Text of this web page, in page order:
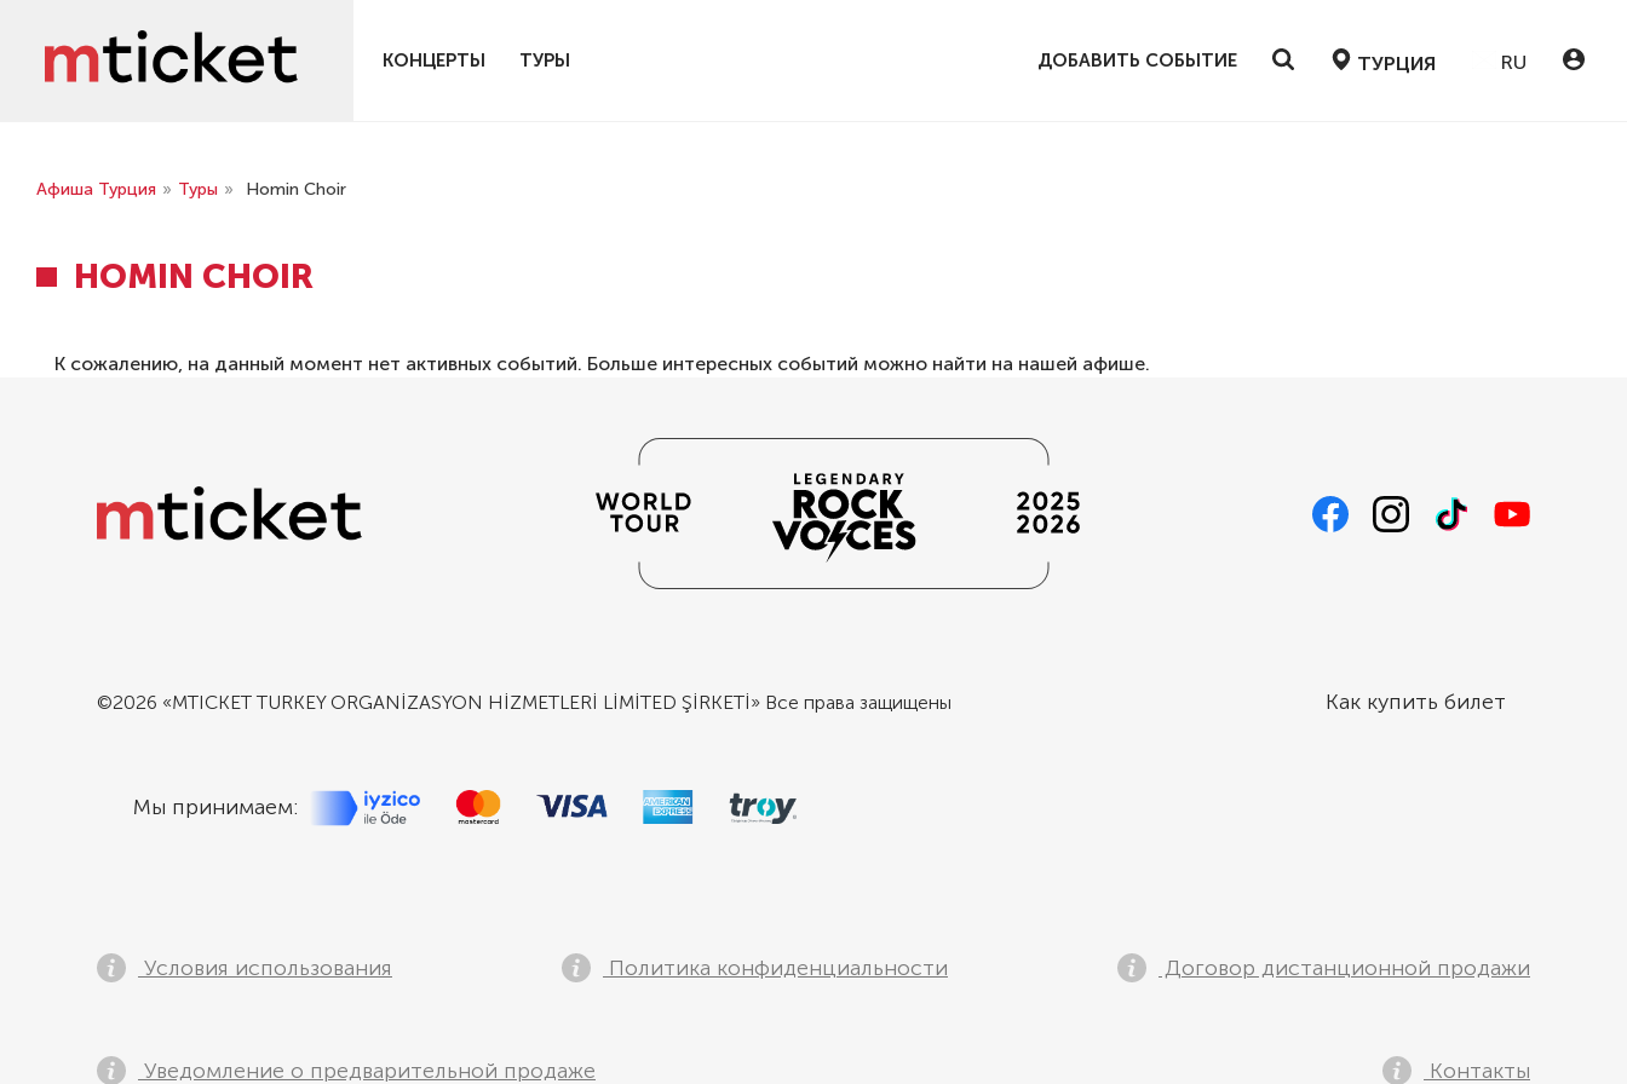
КОНЦЕРТЫ ТУРЫ ДОБАВИТЬ СОБЫТИЕ ТУРЦИЯ RU
Афиша Турция » Туры » Homin Choir
HOMIN CHOIR
К сожалению, на данный момент нет активных событий. Больше интересных событий можно найти на нашей афише.
©2026 «MTICKET TURKEY ORGANİZASYON HİZMETLERİ LİMİTED ŞİRKETİ» Все права защищены Как купить билет
Мы принимаем:
Условия использования Политика конфиденциальности Договор дистанционной продажи
Уведомление о предварительной продаже Контакты